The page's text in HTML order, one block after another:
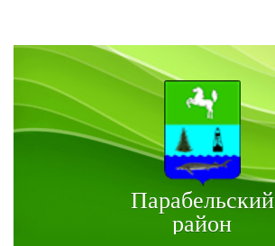
Парабельский
район